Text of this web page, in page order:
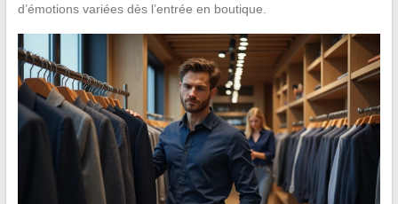
d’émotions variées dès l’entrée en boutique.